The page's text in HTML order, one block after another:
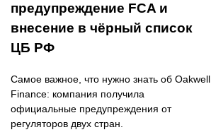
предупреждение FCA и
внесение в чёрный список
ЦБ РФ
Самое важное, что нужно знать об Oakwell
Finance: компания получила
официальные предупреждения от
регуляторов двух стран.